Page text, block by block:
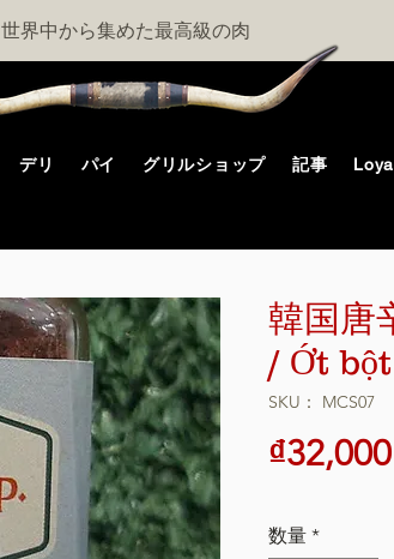
世界中から集めた最高級の肉
デリ パイ グリルショップ 記事
韓国唐
/ Ớt
SKU： MCS07
₫32,000
数量 *